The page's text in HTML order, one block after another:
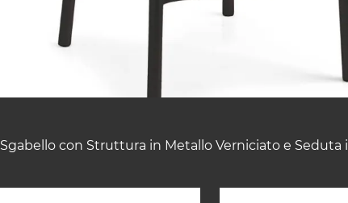
Sgabello con Struttura in Metallo Verniciato e Seduta